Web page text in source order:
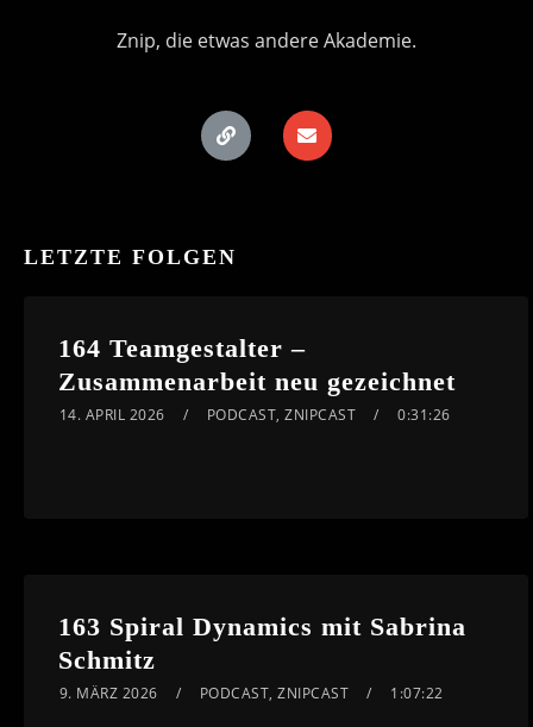
Znip, die etwas andere Akademie.
LETZTE FOLGEN
164 Teamgestalter –
Zusammenarbeit neu gezeichnet
14. APRIL 2026 PODCAST,ZNIPCAST 0:31:26
163 Spiral Dynamics mit Sabrina
Schmitz
9. MÄRZ 2026 PODCAST,ZNIPCAST 1:07:22